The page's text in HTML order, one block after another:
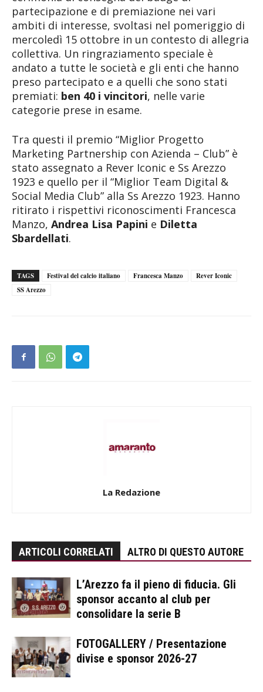
partecipazione e di premiazione nei vari
ambiti di interesse, svoltasi nel pomeriggio di
mercoledì 15 ottobre in un contesto di allegria
collettiva. Un ringraziamento speciale è
andato a tutte le società e gli enti che hanno
preso partecipato e a quelli che sono stati
premiati: ben 40 i vincitori, nelle varie
categorie prese in esame.
Tra questi il premio “Miglior Progetto
Marketing Partnership con Azienda – Club” è
stato assegnato a Rever Iconic e Ss Arezzo
1923 e quello per il “Miglior Team Digital &
Social Media Club” alla Ss Arezzo 1923. Hanno
ritirato i rispettivi riconoscimenti Francesca
Manzo, Andrea Lisa Papini e Diletta
Sbardellati.
TAGS Festival del calcio italiano Francesca Manzo
Rever Iconic
SS Arezzo
La Redazione
ARTICOLI CORRELATI ALTRO DI QUESTO AUTORE
L’Arezzo fa il pieno di fiducia. Gli
sponsor accanto al club per
consolidare la serie B
FOTOGALLERY / Presentazione
divise e sponsor 2026-27